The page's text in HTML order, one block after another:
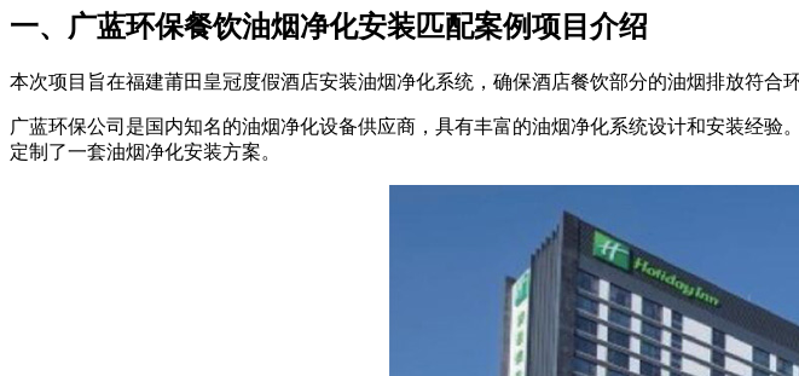
一、广蓝环保餐饮油烟净化安装匹配案例项目介绍
本次项目旨在福建莆田皇冠度假酒店安装油烟净化系统，确保酒店餐饮部分的油烟排放符合
广蓝环保公司是国内知名的油烟净化设备供应商，具有丰富的油烟净化系统设计和安装经
定制了一套油烟净化安装方案。